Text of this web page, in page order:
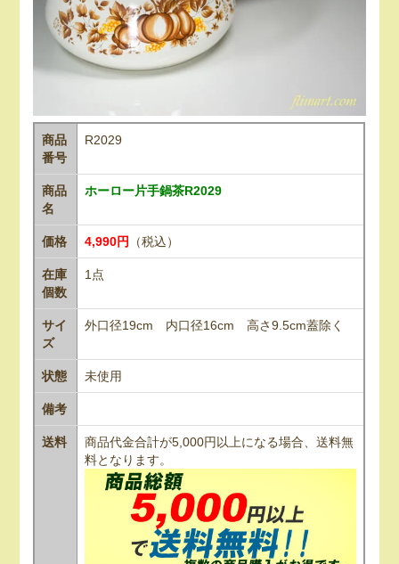
商品
番号
R2029
商品
名
ホーロー片手鍋茶R2029
価格 4,990円 （税込）
在庫
個数
1点
サイ
ズ
外口径19cm 内口径16cm 高さ9.5cm蓋除く
状態 未使用
備考
送料
商品代金合計が5,000円以上になる場合、送料無
料となります。